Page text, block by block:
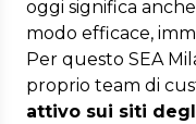
oggi significa
modo efficace,
Per questo SEA
proprio team di
attivo sui siti